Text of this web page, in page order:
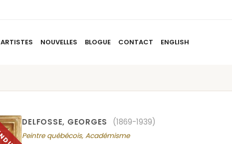
ARTISTES NOUVELLES BLOGUE CONTACT ENGLISH
DELFOSSE, GEORGES (1869-1939)
Peintre québécois, Académisme